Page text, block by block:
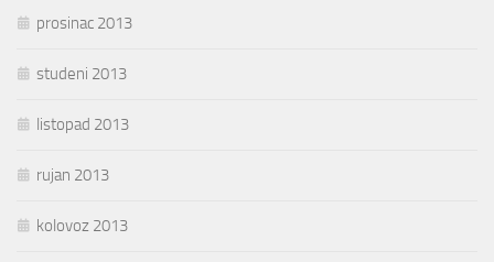
prosinac 2013
studeni 2013
listopad 2013
rujan 2013
kolovoz 2013